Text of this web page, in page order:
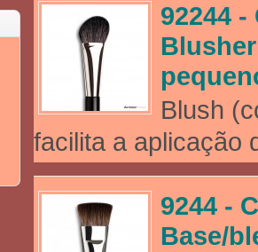
92244
Blush
facilita a aplicação
9244 -
Base/